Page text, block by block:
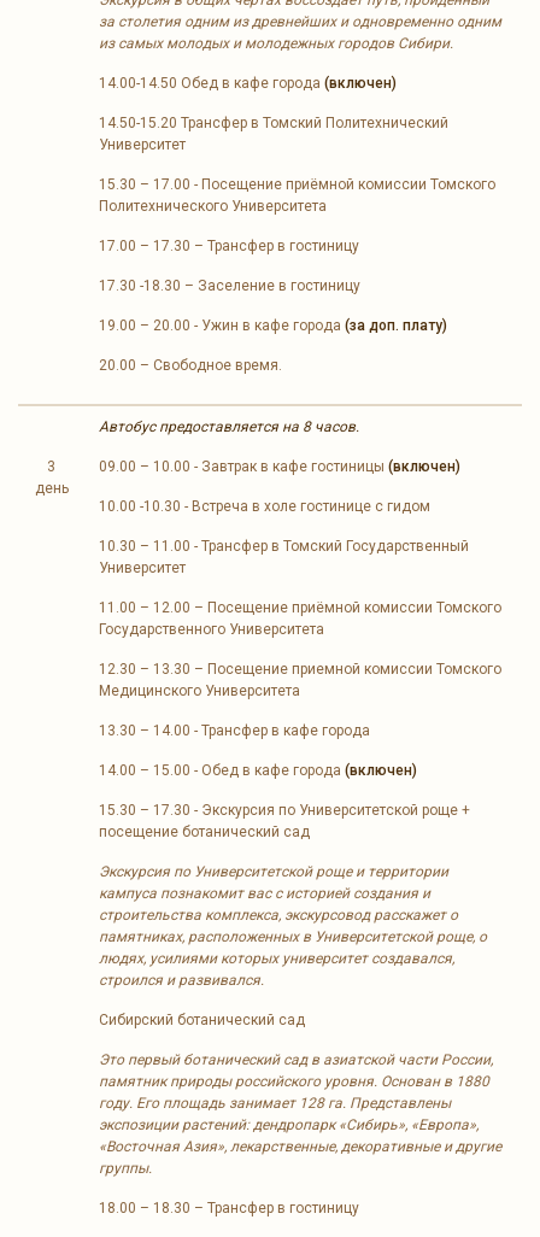
за столетия одним из древнейших и одновременно одним
из самых молодых и молодежных городов Сибири.
14.00-14.50 Обед в кафе города (включен)
14.50-15.20 Трансфер в Томский Политехнический
Университет
15.30 – 17.00 - Посещение приёмной комиссии Томского
Политехнического Университета
17.00 – 17.30 – Трансфер в гостиницу
17.30 -18.30 – Заселение в гостиницу
19.00 – 20.00 - Ужин в кафе города (за доп. плату)
20.00 – Свободное время.
3
день
Автобус предоставляется на 8 часов.
09.00 – 10.00 - Завтрак в кафе гостиницы (включен)
10.00 -10.30 - Встреча в холе гостинице с гидом
10.30 – 11.00 - Трансфер в Томский Государственный
Университет
11.00 – 12.00 – Посещение приёмной комиссии Томского
Государственного Университета
12.30 – 13.30 – Посещение приемной комиссии Томского
Медицинского Университета
13.30 – 14.00 - Трансфер в кафе города
14.00 – 15.00 - Обед в кафе города (включен)
15.30 – 17.30 - Экскурсия по Университетской роще +
посещение ботанический сад
Экскурсия по Университетской роще и территории
кампуса познакомит вас с историей создания и
строительства комплекса, экскурсовод расскажет о
памятниках, расположенных в Университетской роще, о
людях, усилиями которых университет создавался,
строился и развивался.
Сибирский ботанический сад
Это первый ботанический сад в азиатской части России,
памятник природы российского уровня. Основан в 1880
году. Его площадь занимает 128 га. Представлены
экспозиции растений: дендропарк «Сибирь», «Европа»,
«Восточная Азия», лекарственные, декоративные и другие
группы.
18.00 – 18.30 – Трансфер в гостиницу